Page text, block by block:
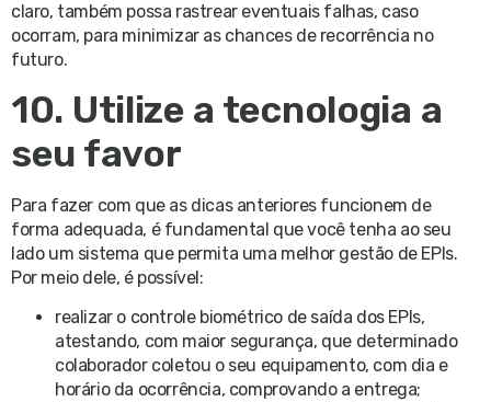
claro, também possa rastrear eventuais falhas, caso
ocorram, para minimizar as chances de recorrência no
futuro.
10. Utilize a tecnologia a
seu favor
Para fazer com que as dicas anteriores funcionem de
forma adequada, é fundamental que você tenha ao seu
lado um sistema que permita uma melhor gestão de EPIs.
Por meio dele, é possível:
realizar o controle biométrico de saída dos EPIs,
atestando, com maior segurança, que determinado
colaborador coletou o seu equipamento, com dia e
horário da ocorrência, comprovando a entrega;